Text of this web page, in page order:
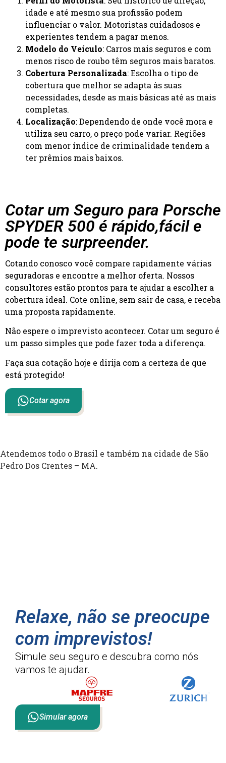
idade e até mesmo sua profissão podem
influenciar o valor. Motoristas cuidadosos e
experientes tendem a pagar menos.
Modelo do Veículo: Carros mais seguros e com
menos risco de roubo têm seguros mais baratos.
Cobertura Personalizada: Escolha o tipo de
cobertura que melhor se adapta às suas
necessidades, desde as mais básicas até as mais
completas.
Localização: Dependendo de onde você mora e
utiliza seu carro, o preço pode variar. Regiões
com menor índice de criminalidade tendem a
ter prêmios mais baixos.
Cotar um Seguro para Porsche
SPYDER 500 é rápido,fácil e
pode te surpreender.
Cotando conosco você compare rapidamente várias
seguradoras e encontre a melhor oferta. Nossos
consultores estão prontos para te ajudar a escolher a
cobertura ideal. Cote online, sem sair de casa, e receba
uma proposta rapidamente.
Não espere o imprevisto acontecer. Cotar um seguro é
um passo simples que pode fazer toda a diferença.
Faça sua cotação hoje e dirija com a certeza de que
está protegido!
Cotar agora
Atendemos todo o Brasil e também na cidade de São
Pedro Dos Crentes – MA.
Relaxe, não se preocupe
com imprevistos!
Simule seu seguro e descubra como nós
vamos te ajudar.
Simular agora